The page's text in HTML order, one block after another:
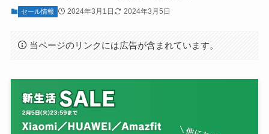
セール情報 2024年3月1日 2024年3月5日
当ページのリンクには広告が含まれています。